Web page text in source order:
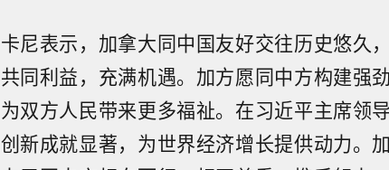
卡尼表示，加拿大同中国友好交往历史悠久
共同利益，充满机遇。加方愿同中方构建强
为双方人民带来更多福祉。在习近平主席领
创新成就显著，为世界经济增长提供动力。